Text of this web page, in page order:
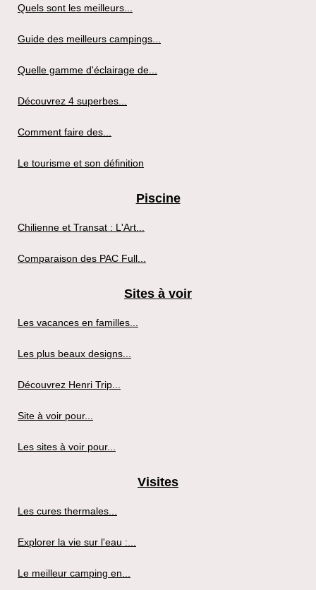
Quels sont les meilleurs...
Guide des meilleurs campings...
Quelle gamme d'éclairage de...
Découvrez 4 superbes...
Comment faire des...
Le tourisme et son définition
Piscine
Chilienne et Transat : L'Art...
Comparaison des PAC Full...
Sites à voir
Les vacances en familles...
Les plus beaux designs...
Découvrez Henri Trip...
Site à voir pour...
Les sites à voir pour...
Visites
Les cures thermales...
Explorer la vie sur l'eau :...
Le meilleur camping en...